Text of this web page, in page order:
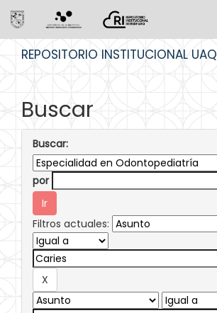
REPOSITORIO INSTITUCIONAL UAQ
Buscar
Buscar:
por
Filtros actuales: